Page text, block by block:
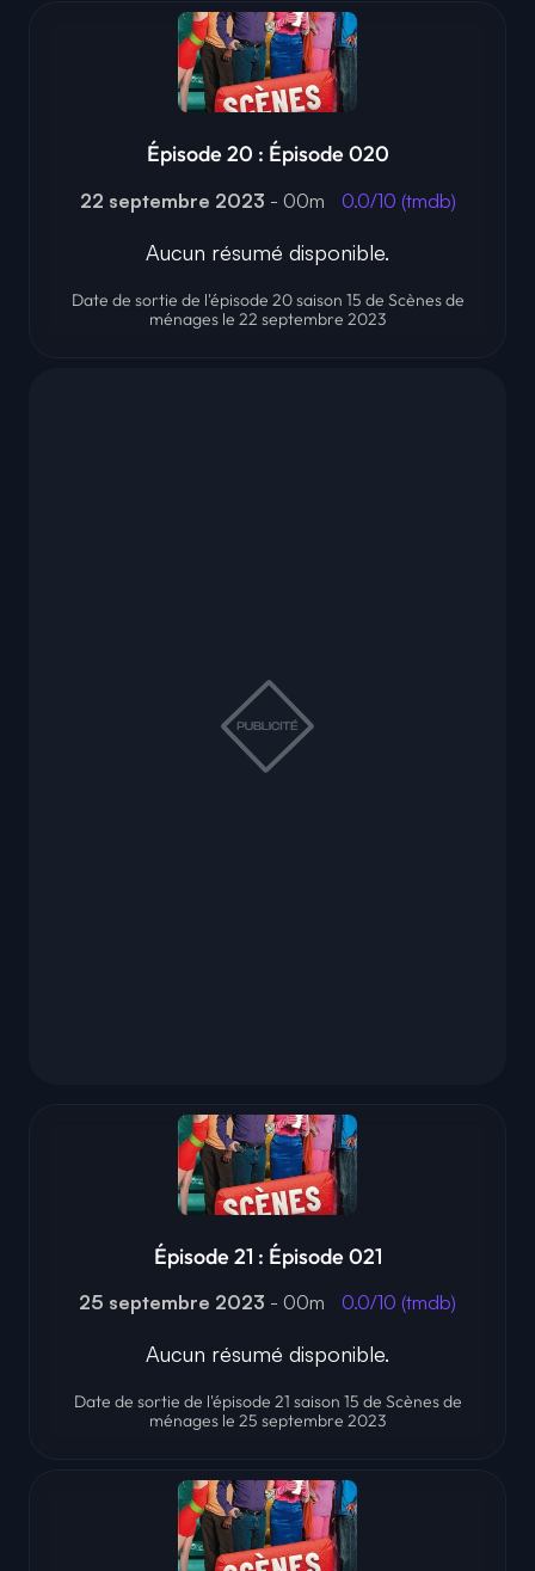
Épisode 20 : Épisode 020
22 septembre 2023 - 00m 0.0/10 (tmdb)
Aucun résumé disponible.
Date de sortie de l'épisode 20 saison 15 de Scènes de
ménages le 22 septembre 2023
Épisode 21 : Épisode 021
25 septembre 2023 - 00m 0.0/10 (tmdb)
Aucun résumé disponible.
Date de sortie de l'épisode 21 saison 15 de Scènes de
ménages le 25 septembre 2023